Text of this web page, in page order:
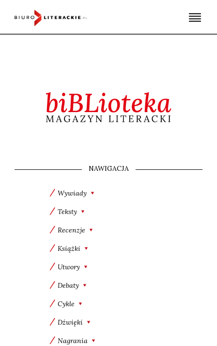
NAWIGACJA
Wywiady
Teksty
Recenzje
Książki
Utwory
Debaty
Cykle
Dźwięki
Nagrania